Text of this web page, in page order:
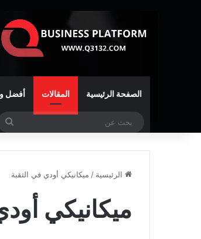
الصفحة الرئيسية المقالات أفضل
الرئيسية / ميكانيكي أودي في الثقبة
ميكانيكي